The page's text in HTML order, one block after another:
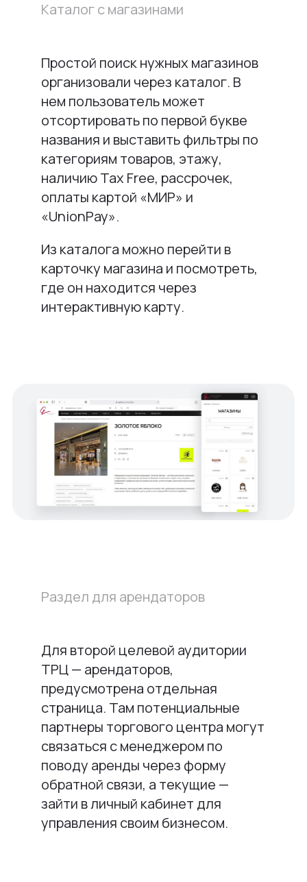
Каталог с магазинами
Простой поиск нужных магазинов
организовали через каталог. В
нем пользователь может
отсортировать по первой букве
названия и выставить фильтры по
категориям товаров, этажу,
наличию Tax Free, рассрочек,
оплаты картой «МИР» и
«UnionPay».
Из каталога можно перейти в
карточку магазина и посмотреть,
где он находится через
интерактивную карту.
Раздел для арендаторов
Для второй целевой аудитории
ТРЦ — арендаторов,
предусмотрена отдельная
страница. Там потенциальные
партнеры торгового центра могут
связаться с менеджером по
поводу аренды через форму
обратной связи, а текущие —
зайти в личный кабинет для
управления своим бизнесом.